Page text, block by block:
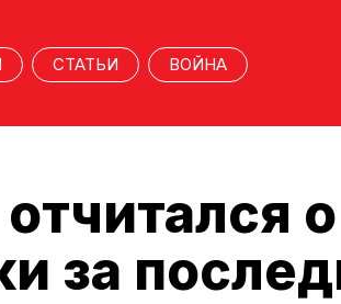
СТАТЬИ ВОЙНА
отчитался
за